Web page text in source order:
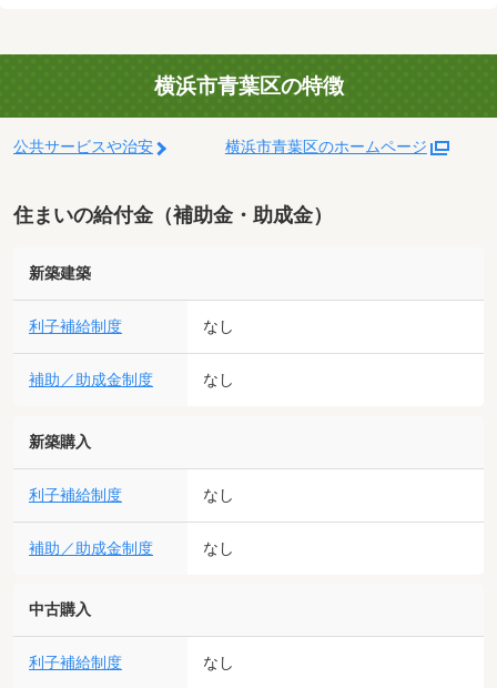
横浜市青葉区の特徴
公共サービスや治安 横浜市青葉区のホームページ
住まいの給付金（補助金・助成金）
新築建築
利子補給制度 なし
補助／助成金制度 なし
新築購入
利子補給制度 なし
補助／助成金制度 なし
中古購入
利子補給制度 なし